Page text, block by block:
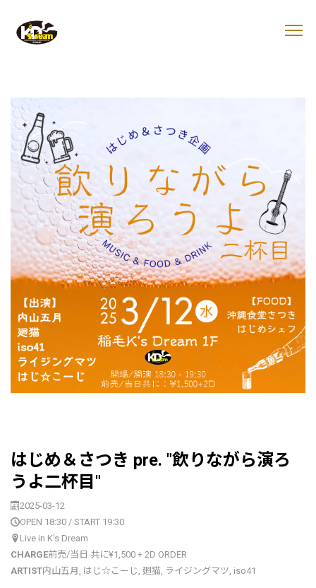
はじめ＆さつき pre. "飲りながら演ろ
うよ二杯目"
2025-03-12
OPEN 18:30 / START 19:30
Live in K's Dream
CHARGE前売/当日 共に¥1,500 + 2D ORDER
ARTIST内山五月, はじ☆こーじ, 廻猫, ライジングマツ, iso41